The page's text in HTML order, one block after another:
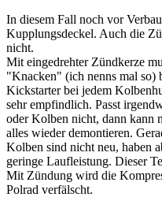
In diesem Fall noch vor
Kupplungsdeckel. Auch die
nicht.
Mit eingedrehter Zündkerze
"Knacken" (ich nenns mal so)
Kickstarter bei jedem
sehr empfindlich. Passt
oder Kolben nicht, dann kann
alles wieder demontieren.
Kolben sind nicht neu, haben
geringe Laufleistung. Dieser
Mit Zündung wird die
Polrad verfälscht.